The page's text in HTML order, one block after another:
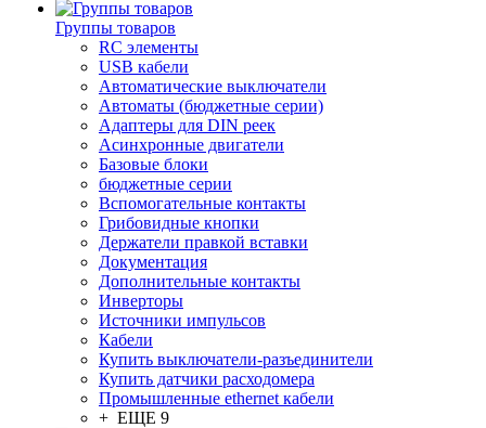
Группы товаров
RC элементы
USB кабели
Автоматические выключатели
Автоматы (бюджетные серии)
Адаптеры для DIN реек
Асинхронные двигатели
Базовые блоки
бюджетные серии
Вспомогательные контакты
Грибовидные кнопки
Держатели правкой вставки
Документация
Дополнительные контакты
Инверторы
Источники импульсов
Кабели
Купить выключатели-разъединители
Купить датчики расходомера
Промышленные ethernet кабели
+ ЕЩЕ 9